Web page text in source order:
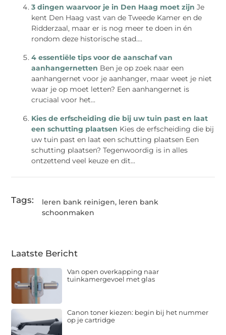
3 dingen waarvoor je in Den Haag moet zijn Je
kent Den Haag vast van de Tweede Kamer en de
Ridderzaal, maar er is nog meer te doen in én
rondom deze historische stad....
4 essentiële tips voor de aanschaf van
aanhangernetten Ben je op zoek naar een
aanhangernet voor je aanhanger, maar weet je niet
waar je op moet letten? Een aanhangernet is
cruciaal voor het...
Kies de erfscheiding die bij uw tuin past en laat
een schutting plaatsen Kies de erfscheiding die bij
uw tuin past en laat een schutting plaatsen Een
schutting plaatsen? Tegenwoordig is in alles
ontzettend veel keuze en dit...
Tags: leren bank reinigen, leren bank
schoonmaken
Laatste Bericht
Van open overkapping naar
tuinkamergevoel met glas
Canon toner kiezen: begin bij het nummer
op je cartridge